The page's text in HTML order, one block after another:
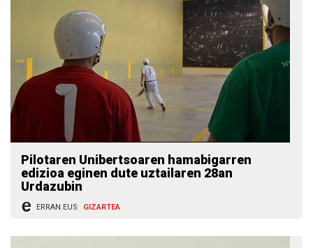
Pilotaren Unibertsoaren hamabigarren
edizioa eginen dute uztailaren 28an
Urdazubin
ERRAN.EUS GIZARTEA